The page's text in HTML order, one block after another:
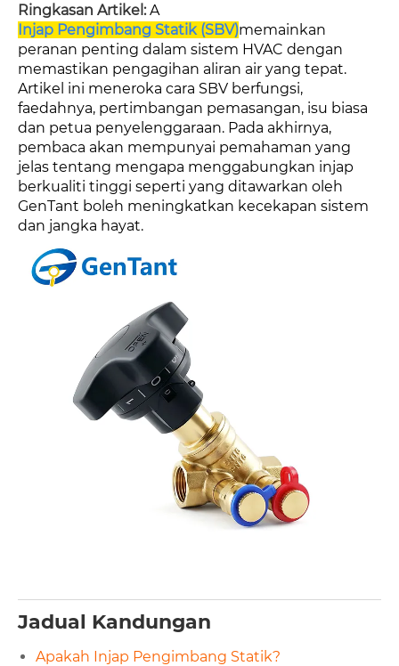
Ringkasan Artikel:A
Injap Pengimbang Statik (SBV)memainkan
peranan penting dalam sistem HVAC dengan
memastikan pengagihan aliran air yang tepat.
Artikel ini meneroka cara SBV berfungsi,
faedahnya, pertimbangan pemasangan, isu biasa
dan petua penyelenggaraan. Pada akhirnya,
pembaca akan mempunyai pemahaman yang
jelas tentang mengapa menggabungkan injap
berkualiti tinggi seperti yang ditawarkan oleh
GenTant boleh meningkatkan kecekapan sistem
dan jangka hayat.
Jadual Kandungan
Apakah Injap Pengimbang Statik?